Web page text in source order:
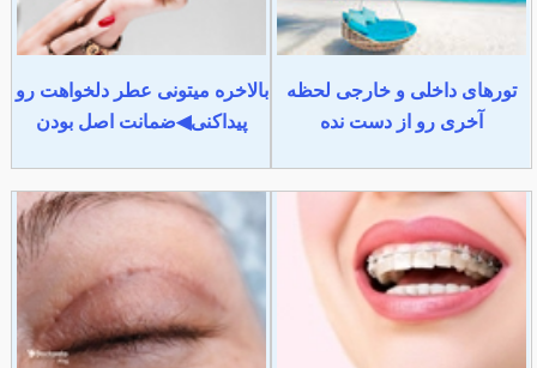
تورهای داخلی و خارجی لحظه
آخری رو از دست نده
بالاخره میتونی عطر دلخواهت رو
پیداکنی◀ضمانت اصل بودن